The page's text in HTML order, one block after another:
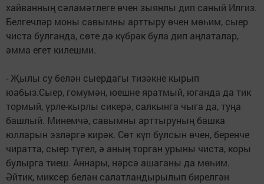
хайванның сәламәтлеге өчен зыянлы дип саный Илгиз.
Белгечләр моны савымны арттыру өчен мөһим, сыер
чиста булганда, сөте дә күбрәк була дип аңлаталар,
әмма егет килешми.
- Җылы су белән сыердагы тизәкне кырып
юабыз.Сыер, гомумән, юешне яратмый, юганда да тик
тормый, үрле-кырлы сикерә, салкынга чыга да, туңа
башлый. Минемчә, савымны арттыруның башка
юлларын эзләргә кирәк. Сөт күп булсын өчен, беренче
чиратта, сыер түгел, ә аның торган урыны чиста, коры
булырга тиеш. Аннары, нәрсә ашаганы да мөһим.
Әйтик, миксер белән салатландырылып бирелгән